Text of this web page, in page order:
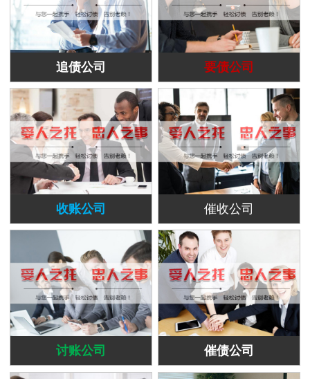
追债公司 要债公司
收账公司 催收公司
讨账公司 催债公司